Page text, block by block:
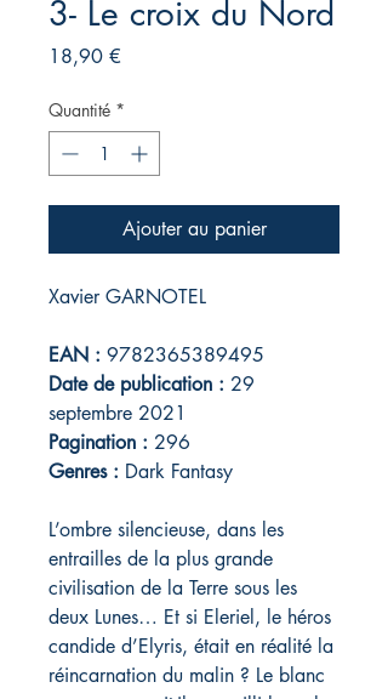
3- Le croix du Nord
18,90 €Prix
Quantité *
Ajouter au panier
Xavier GARNOTEL
EAN : 9782365389495
Date de publication : 29
septembre 2021
Pagination : 296
Genres : Dark Fantasy
L’ombre silencieuse, dans les
entrailles de la plus grande
civilisation de la Terre sous les
deux Lunes… Et si Eleriel, le héros
candide d’Elyris, était en réalité la
réincarnation du malin ? Le blanc